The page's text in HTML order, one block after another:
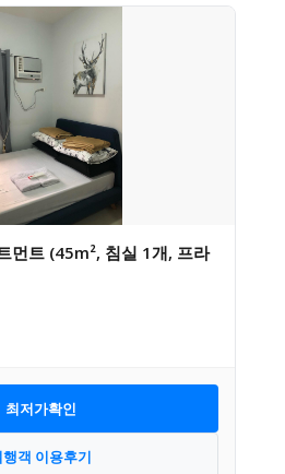
먼트 (45m², 침실 1개, 프라
최저가확인
행객 이용후기